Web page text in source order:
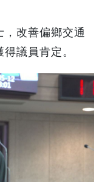
改善偏鄉交通
議員肯定。